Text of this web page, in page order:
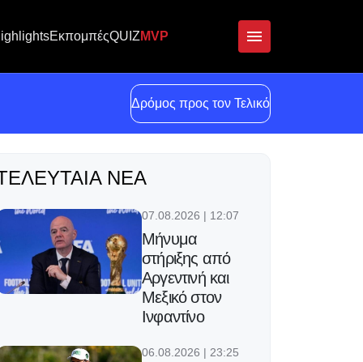
ΕκπομπέςQUIZ MVP
Δρόμος προς τον Τελικό
ΝΈΑ
07.08.2026 | 12:07
Μήνυμα
στήριξης από
Αργεντινή και
Μεξικό στον
Ινφαντίνο
06.08.2026 | 23:25